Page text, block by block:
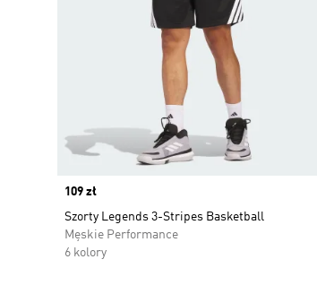
Price
109 zł
Szorty Legends 3-Stripes Basketball
Męskie Performance
6 kolory